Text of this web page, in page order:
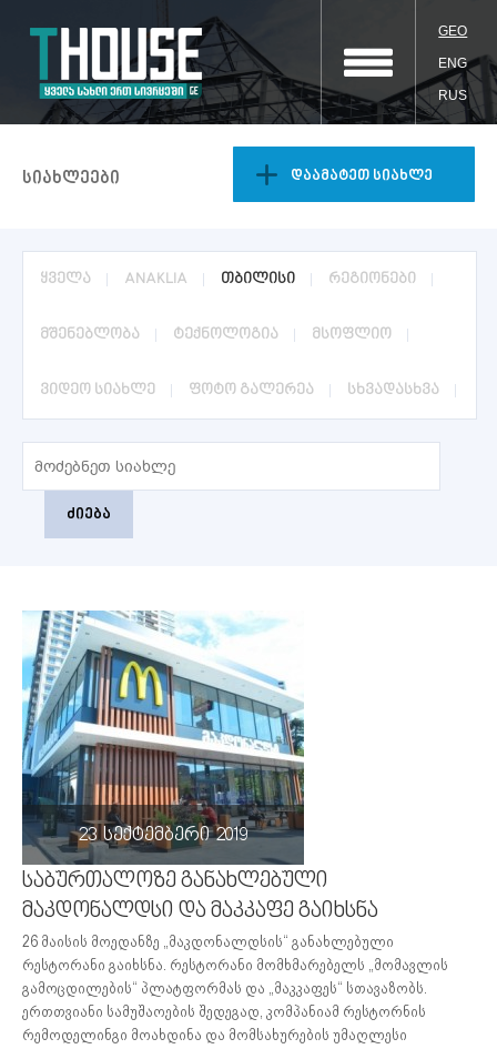
GEO
ENG
RUS
სიახლეები დაამატეთ სიახლე
ყველა ANAKLIA თბილისი რეგიონები
მშენებლობა ტექნოლოგია მსოფლიო
ვიდეო სიახლე ფოტო გალერეა სხვადასხვა
ძიება
23 სექტემბერი 2019
საბურთალოზე განახლებული
მაკდონალდსი და მაკკაფე გაიხსნა
26 მაისის მოედანზე „მაკდონალდსის“ განახლებული
რესტორანი გაიხსნა. რესტორანი მომხმარებელს „მომავლის
გამოცდილების“ პლატფორმას და „მაკკაფეს“ სთავაზობს.
ერთთვიანი სამუშაოების შედეგად, კომპანიამ რესტორნის
რემოდელინგი მოახდინა და მომსახურების უმაღლესი